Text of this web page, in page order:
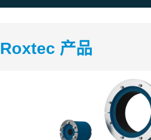
Roxtec 产品